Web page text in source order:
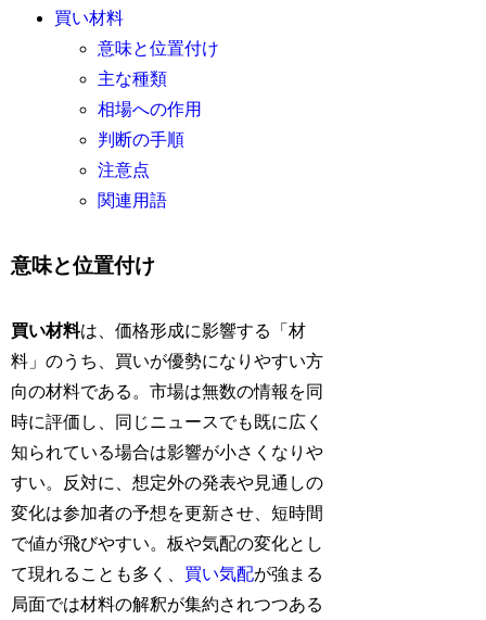
買い材料
意味と位置付け
主な種類
相場への作用
判断の手順
注意点
関連用語
意味と位置付け
買い材料は、価格形成に影響する「材
料」のうち、買いが優勢になりやすい方
向の材料である。市場は無数の情報を同
時に評価し、同じニュースでも既に広く
知られている場合は影響が小さくなりや
すい。反対に、想定外の発表や見通しの
変化は参加者の予想を更新させ、短時間
で値が飛びやすい。板や気配の変化とし
て現れることも多く、 買い気配が強まる
局面では材料の解釈が集約されつつある